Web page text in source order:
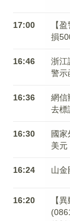
17:00
【
損
16:46
浙江
警示
16:36
網信
去標
16:30
國
美元
16:24 山金
16:20
【